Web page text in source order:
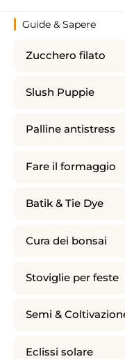
Guide & Sapere
Zucchero filato
Slush Puppie
Palline antistress
Fare il formaggio
Batik & Tie Dye
Cura dei bonsai
Stoviglie per feste
Semi &
Eclissi solare